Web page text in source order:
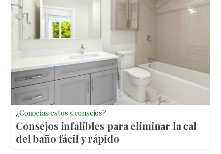
¿Conocías estos 5 consejos?
Consejos infalibles para eliminar la cal
del baño fácil y rápido